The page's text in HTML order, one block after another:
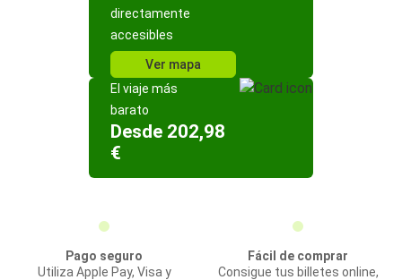
directamente
accesibles
Ver mapa
El viaje más
barato
Desde 202,98
€
Pago seguro
Utiliza Apple Pay, Visa y
Fácil de comprar
Consigue tus billetes online,